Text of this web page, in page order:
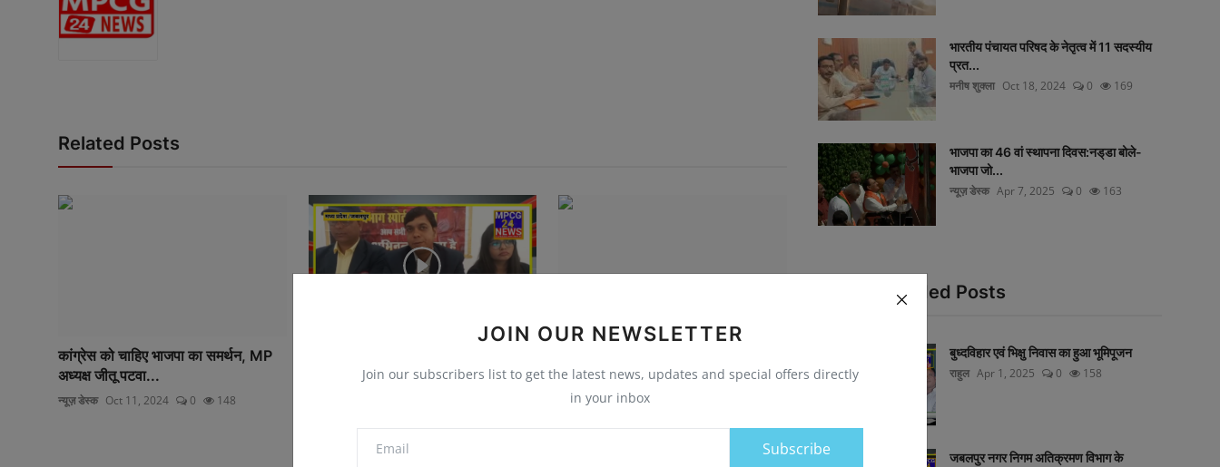
JOIN OUR NEWSLETTER
Join our subscribers list to get the latest news, updates and special offers directly
in your inbox
Subscribe
Related Posts
कांग्रेस को चाहिए भाजपा का समर्थन, MP
अध्यक्ष जीतू पटवा...
न्यूज़ डेस्क Oct 11, 2024 0 148
विभाग स्पोर्ट क्लब ...
जमीन विवाद ...
न्यूज़ डेस्क Jun 22, 2024
भारतीय पंचायत परिषद के नेतृत्व में 11 सदस्यीय
प्रत...
मनीष शुक्ला Oct 18, 2024 0 169
भाजपा का 46 वां स्थापना दिवस:नड्‌डा बोले-
भाजपा जो...
न्यूज़ डेस्क Apr 7, 2025 0 163
Recommended Posts
बुध्दविहार एवं भिक्षु निवास का हुआ भूमिपूजन
राहुल Apr 1, 2025 0 158
जबलपुर नगर निगम अतिक्रमण विभाग के